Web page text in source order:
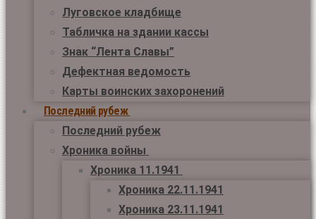
Луговское кладбище
Табличка на здании кассы
Знак “Лента Славы”
Дефектная ведомость
Карты воинских захоронений
Последний рубеж
Последний рубеж
Хроника войны
Хроника 11.1941
Хроника 22.11.1941
Хроника 23.11.1941